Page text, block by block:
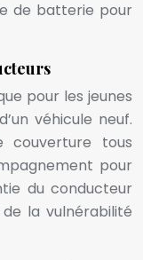
de batterie pour
pour les jeunes
véhicule neuf.
couverture tous
pour
du conducteur
la vulnérabilité